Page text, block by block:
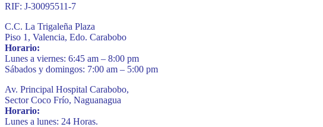
RIF: J-30095511-7
C.C. La Trigaleña Plaza
Piso 1, Valencia, Edo. Carabobo
Horario:
Lunes a viernes: 6:45 am – 8:00 pm
Sábados y domingos: 7:00 am – 5:00 pm
Av. Principal Hospital Carabobo,
Sector Coco Frío, Naguanagua
Horario:
Lunes a lunes: 24 Horas.